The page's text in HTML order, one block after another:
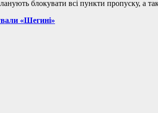
блокувати всі пункти пропуску, а
«Шегині»